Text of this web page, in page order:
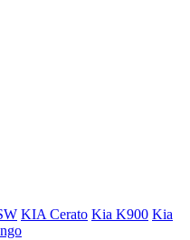
KIA Cerato Kia K900 Kia